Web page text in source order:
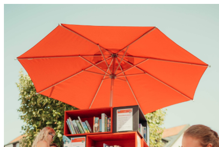
0831 - das Kemptener